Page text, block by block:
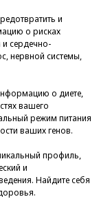
и
о рисках
сердечно-
нервной системы,
о диете,
вашего
режим питания
ваших генов.
профиль,
и
Найдите себя